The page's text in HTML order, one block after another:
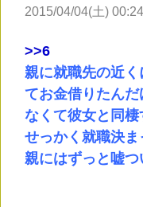
2015/04/04(土)
>>6
親に就職先の近
てお金借りたん
なくて彼女と同棲
せっかく就職決
親にはずっと嘘